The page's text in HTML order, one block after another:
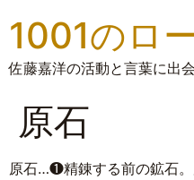
1001のロ
佐藤嘉洋の活動と言葉に出
原石
原石…❶精錬する前の鉱石。